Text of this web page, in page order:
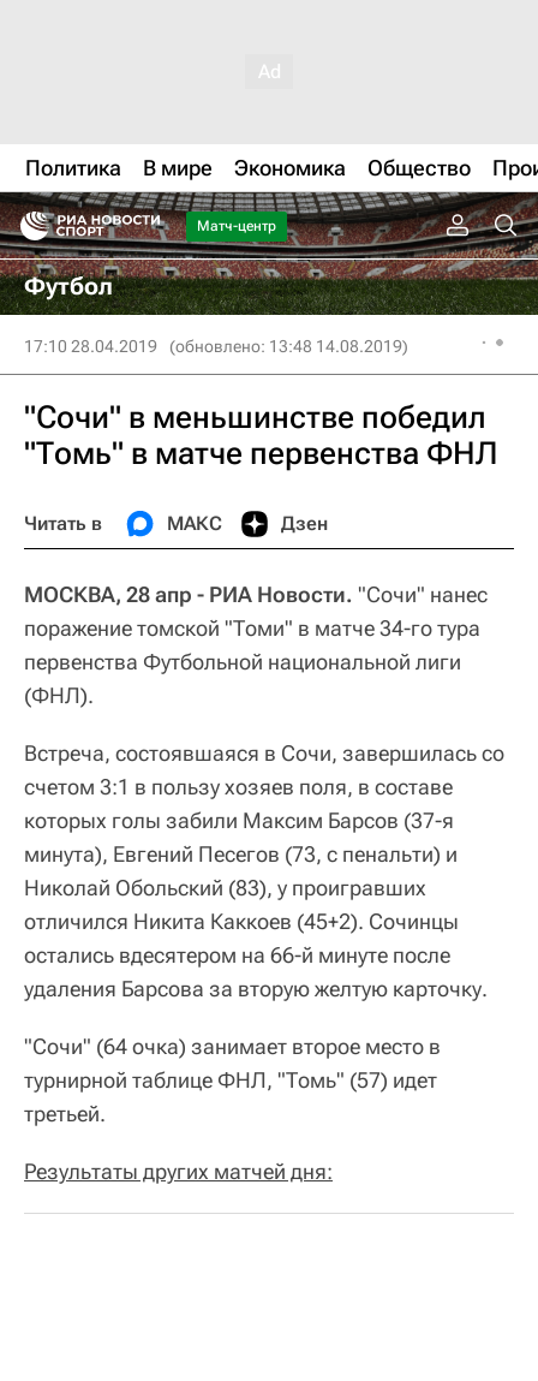
Политика В мире Экономика Общество
Матч-центр
Футбол
17:10 28.04.2019 (обновлено: 13:48 14.08.2019)
"Сочи" в меньшинстве победил
"Томь" в матче первенства ФНЛ
Читать в МАКС Дзен
МОСКВА, 28 апр - РИА Новости. "Сочи" нанес
поражение томской "Томи" в матче 34-го тура
первенства Футбольной национальной лиги
(ФНЛ).
Встреча, состоявшаяся в Сочи, завершилась со
счетом 3:1 в пользу хозяев поля, в составе
которых голы забили Максим Барсов (37-я
минута), Евгений Песегов (73, с пенальти) и
Николай Обольский (83), у проигравших
отличился Никита Каккоев (45+2). Сочинцы
остались вдесятером на 66-й минуте после
удаления Барсова за вторую желтую карточку.
"Сочи" (64 очка) занимает второе место в
турнирной таблице ФНЛ, "Томь" (57) идет
третьей.
Результаты других матчей дня: